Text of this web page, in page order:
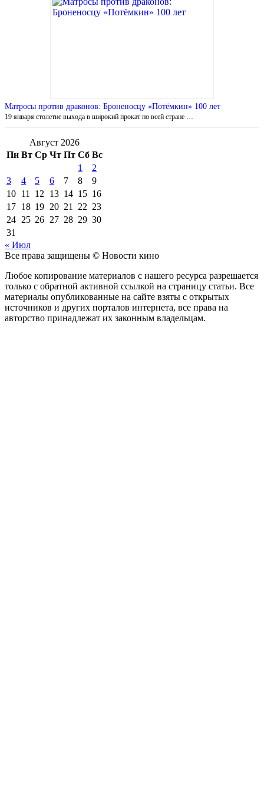
Матросы против драконов: Броненосцу «Потёмкин» 100 лет
19 января столетие выхода в широкий прокат по всей стране …
Август 2026
Пн Вт Ср Чт Пт Сб Вс
1
2
3
4 5 6 7 8
9
10 11 12 13 14 15 16
17 18 19 20 21 22 23
24 25 26 27 28 29 30
31
« Июл
Все права защищены © Новости кино
Любое копирование материалов с нашего ресурса разрешается
только с обратной активной ссылкой на страницу статьи. Все
материалы опубликованные на сайте взяты с открытых
источников и других порталов интернета, все права на
авторство принадлежат их законным владельцам.